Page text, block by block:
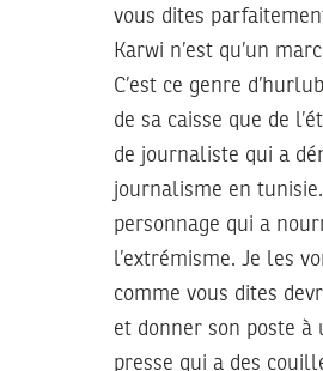
vous dites
Karwi n’est qu’un
C’est ce genre
de sa caisse que de
de journaliste qui a
journalisme en tunisie.
personnage qui a
l’extrémisme. Je les
comme vous dites
et donner son poste à
presse qui a des